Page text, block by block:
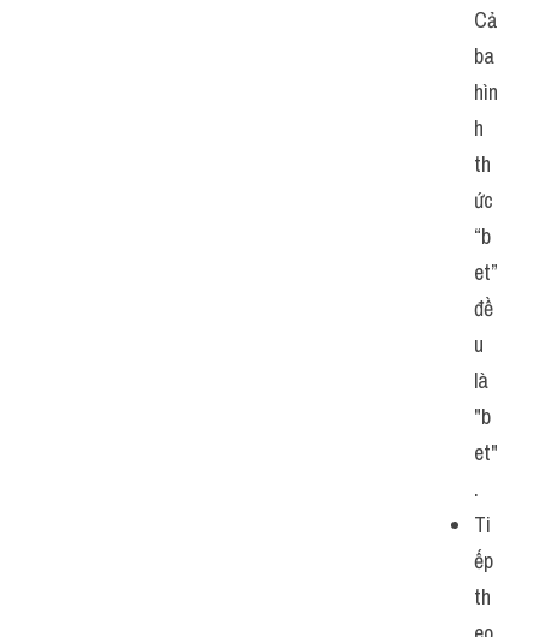
Cả
ba
hìn
h
th
ức
“b
et”
đề
u
là
"b
et"
.
Ti
ếp
th